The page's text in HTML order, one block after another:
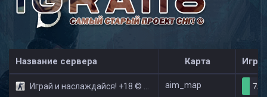
Название сервера Карта
Играй и наслаждайся! +18 © Public aim_map 7/